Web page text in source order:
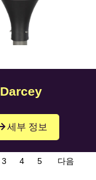
Darcey
세부 정보
3 4 5 다음